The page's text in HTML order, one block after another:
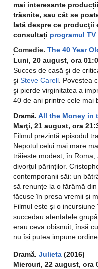
mai interesante
trăsnite, sau cât se
Iată despre ce producţii
consultați programul
Comedie. The 40 Year
Luni, 20 august, ora
Succes de casă şi de
şi Steve Carell . Povestea
şi pierde virginitatea a
40 de ani printre cele mai
Dramă. All the Money in
Marţi, 21 august, ora
Filmul prezintă episodul
Nepotul celui mai mare
trăiește modest, în
divorțul părinților.
contemporanii săi: un
să renunțe la o fărâmă din
făcuse în presa vremii și
Filmul este și o
succedau atentatele
erau ceva obișnuit, însă
nu își putea impune
Dramă. Julieta (2016)
Miercuri, 22 august, ora